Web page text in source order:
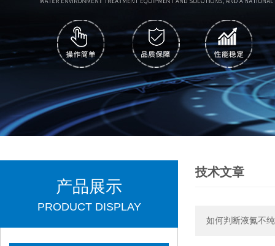
产品展示
PRODUCT DISPLAY
技术文章
如何判断液氮不纯